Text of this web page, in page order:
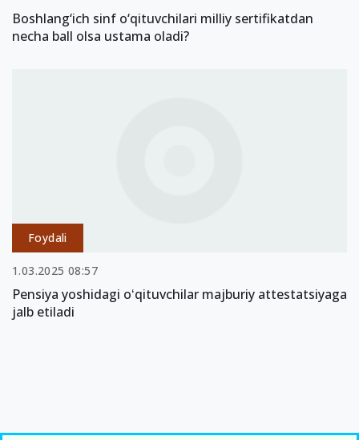
Boshlang‘ich sinf o‘qituvchilari milliy sertifikatdan
necha ball olsa ustama oladi?
Foydali
1.03.2025 08:57
Pensiya yoshidagi oʻqituvchilar majburiy attestatsiyaga
jalb etiladi